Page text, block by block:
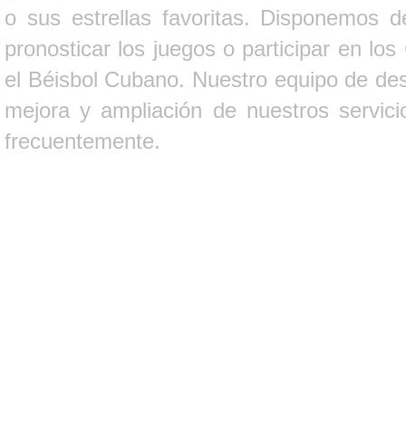
o sus estrellas favoritas. Disponemos
pronosticar los juegos o participar en
el Béisbol Cubano. Nuestro equipo de
mejora y ampliación de nuestros
frecuentemente.